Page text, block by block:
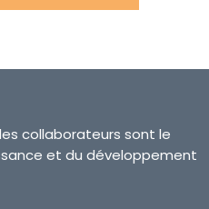
collaborateurs sont le
et du développement